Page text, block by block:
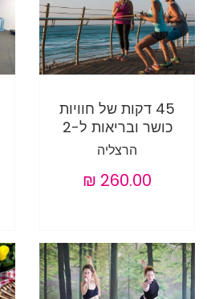
45 דקות של חוויות
כושר ובריאות ל-2
הרצליה